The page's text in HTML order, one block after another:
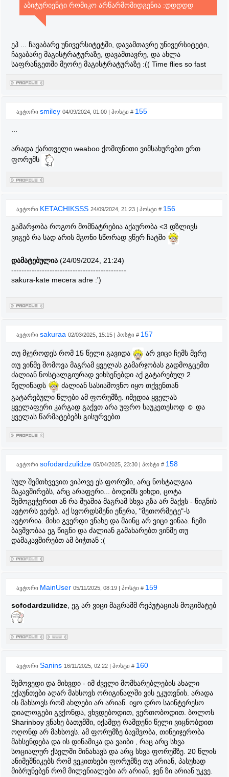
აბიტურიენტი რომიკო არწარმომიდგენია :დდდდდ
ეჰ ... ჩავაბარე უნივერსიტეტში, დავამთავრე უნივერსიტეტი,
ჩავაბარე მაგისტრატურაზე, დავამთავრე, და ახლა
საფრანგეთში მეორე მაგისტრატურაზე :(( Time flies so fast
ავტორი smiley 04/09/2024, 01:00 | პოსტი # 155
არადა ქართველი weaboo ქომიუნითი ვიმსახურებთ ერთ
ფორუმს
ავტორი KETACHIKSSS 24/09/2024, 21:23 | პოსტი # 156
გამარჯობა როგორ მომნატრებია აქაურობა <3 დზლივს
ვიგებ რა სად არის მგონი სწორად ვწერ ჩატში
დამატებულია (24/09/2024, 21:24)
---------------------------------------------
sakura-kate mecera adre :')
ავტორი sakuraa 02/03/2025, 15:15 | პოსტი # 157
თუ მჯეროდეს რომ 15 წელი გავიდა
არ ვიცი ჩემს მერე
თუ ვინმე შომოვა მაგრამ ყველას გამარჯობას გადმოგცემთ
ძალიან ნოსტალგიურად ვიხსენებდი აქ გატარებულ 2
წელიწადს
ძალიან სასიამოვნო იყო თქვენთან
გატარებული წლები ამ ფორუმზე. იმედია ყველას
ყველაფერი კარგად გაქვთ არა უფრო საუკეთესოდ ☺️ და
ყველას წარმატებებს გისურვებთ
ავტორი sofodardzulidze 05/04/2025, 23:30 | პოსტი # 158
სულ შემთხვევით ვიპოვე ეს ფორუმი, არც ნოსტალგია
მაკავშირებს, არც არაფერი... ბოდიშს ვიხდი, ცოტა
შემოგეჭერით ან რა შუაშია მაგრამ სხვა გზა არ მაქვს - წიგნის
ავტორს ვეძებ. აქ სვორდსმენი ეწერა, "მეთორმეტე"-ს
ავტორია. მისი გვერდი ვნახე და მაინც არ ვიცი ვინაა. ჩემი
ბავშვობაა ეგ წიგნი და ძალიან გამახარებთ ვინმე თუ
დამაკავშირებთ ამ ბიჭთან :(
ავტორი MainUser 05/11/2025, 08:19 | პოსტი # 159
sofodardzulidze , ეგ არ ვიცი მაგრამმ რეპუტაციას მოგიმატებ
ავტორი Sanins 16/11/2025, 02:22 | პოსტი # 160
შემოვედი და მიხვდი - იმ ძველი მომხარებლების ახალი
ექაუნთები აღარ მახსოვს ორიგინალში ვის ეკუთვნის. არადა
ის მახსოვს რომ ახლები არ არიან. იყო დრო საინტერესო
დიალოგები გვქონდა, ვხვდებოდით, ვერთობოდით. ბოლოს
Sharinboy ვნახე ბათუმში, იქამდე რამდენი წელი ვიცნობდით
ოღონდ არ მახსოვს. ამ ფორუმზე ბავშვობა, თინეიჯერობა
მახსენდება და ის დინამიკა და ვაიბი , რაც არც სხვა
სოციალურ ქსელში მინახავს და არც სხვა ფორუმზე. 20 წლის
ანიმეშნიკებს რომ ვეკითხები ფორუმზე თუ არიან, პასუხად
მიბრუნებენ რომ მილენიალები არ არიან, ჯენ ზი არიან უკვე.